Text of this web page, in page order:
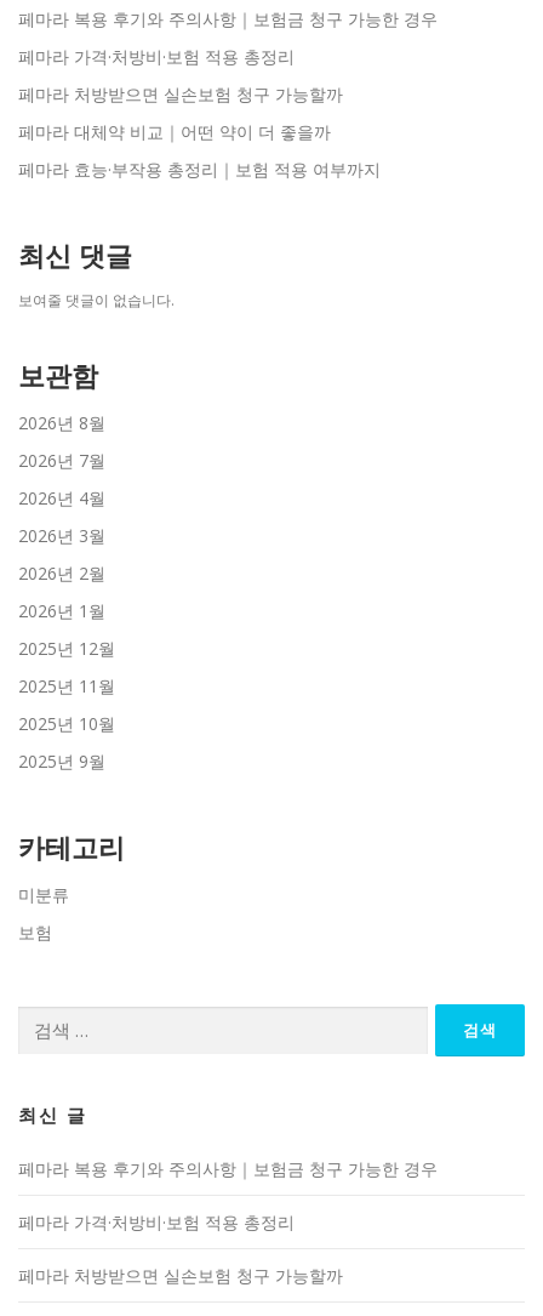
페마라 복용 후기와 주의사항｜보험금 청구 가능한 경우
페마라 가격·처방비·보험 적용 총정리
페마라 처방받으면 실손보험 청구 가능할까
페마라 대체약 비교｜어떤 약이 더 좋을까
페마라 효능·부작용 총정리｜보험 적용 여부까지
최신 댓글
보여줄 댓글이 없습니다.
보관함
2026년 8월
2026년 7월
2026년 4월
2026년 3월
2026년 2월
2026년 1월
2025년 12월
2025년 11월
2025년 10월
2025년 9월
카테고리
미분류
보험
최신 글
페마라 복용 후기와 주의사항｜보험금 청구 가능한 경우
페마라 가격·처방비·보험 적용 총정리
페마라 처방받으면 실손보험 청구 가능할까